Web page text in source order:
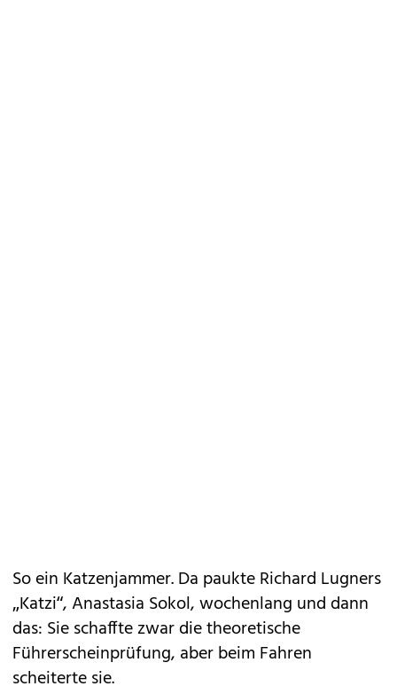
So ein Katzenjammer. Da paukte Richard Lugners
„Katzi“, Anastasia Sokol, wochenlang und dann
das: Sie schaffte zwar die theoretische
Führerscheinprüfung, aber beim Fahren
scheiterte sie.